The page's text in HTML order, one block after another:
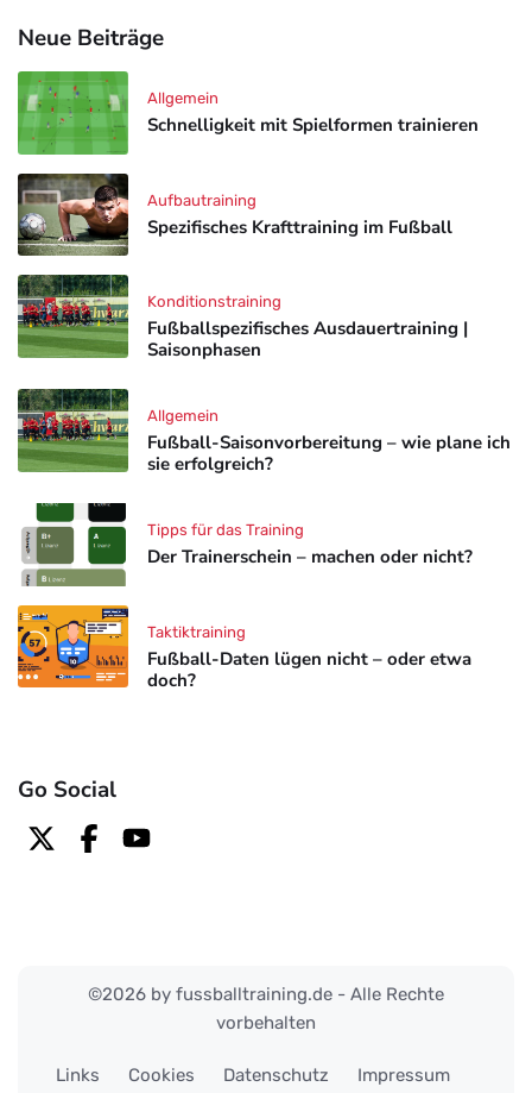
Neue Beiträge
Schnelligkeit mit Spielformen trainieren
Allgemein
Spezifisches Krafttraining im Fußball
Aufbautraining
Fußballspezifisches Ausdauertraining |
Saisonphasen
Konditionstraining
Fußball-Saisonvorbereitung – wie plane ich
sie erfolgreich?
Allgemein
Der Trainerschein – machen oder nicht?
Tipps für das Training
Fußball-Daten lügen nicht – oder etwa
doch?
Taktiktraining
Go Social
©2026 by fussballtraining.de - Alle Rechte
vorbehalten
Links Cookies Datenschutz Impressum